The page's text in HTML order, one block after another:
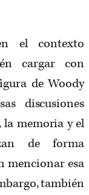
el contexto
cargar con
de Woody
discusiones
la memoria y el
de forma
mencionar esa
también